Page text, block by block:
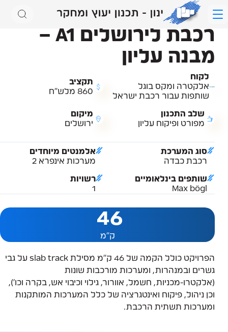
תחומי פעילות
לקוחות
משרות
תחומי
פעילות
הסעת המונים
רכבות קלות
כבישים תנועה ותחבורה
תנועה ורמזורים
קונסטרוקציה
אדריכלות נוף
תשתיות
שכונות
שירותים נוספים
תיאום תשתיות
ניקוז
הדמיות
מדידות
תחומי פעילות / הסעת המונים
רכבת לירושלים A1 –
מבנה עליון
לקוח
אלקטרה ומקס בוגל
שותפות עבור רכבת ישראל
תקציב
860 מלש"ח
שלב התכנון
מפורט ופיקוח עליון
מיקום
ירושלים
סוג המערכת
רכבת כבדה
אלמנטים מיוחדים
מערכות אינפרא 2
שותפים בינלאומיים
Max bögl
רשויות
1
46
ק"מ
הפרויקט כולל הקמה של 46 ק"מ מסילת slab track על גבי
גשרים ובמנהרות, ומערכות מורכבות שונות
(אלקטרו-מכניות, חשמל, אוורור, גילוי וכיבוי אש, בקרה וכו'),
וכן ניהול, פיקוח ואינטגרציה של כלל המערכות המותקנות
ומערכות תשתית הרכבת.